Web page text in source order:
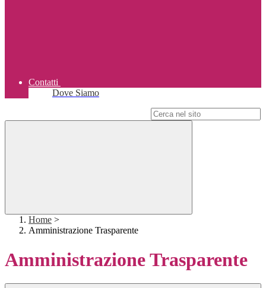
Contatti
Dove Siamo
Home >
Amministrazione Trasparente
Amministrazione Trasparente